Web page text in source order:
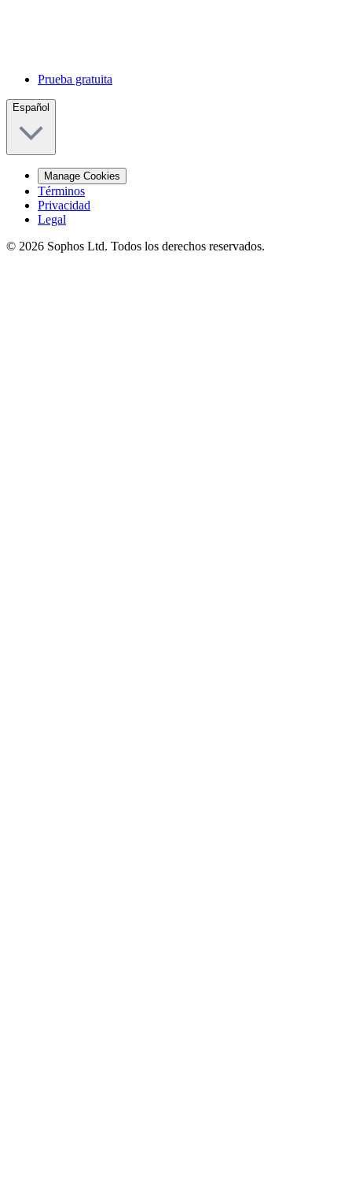
Prueba gratuita
Español
Manage Cookies
Términos
Privacidad
Legal
© 2026 Sophos Ltd. Todos los derechos reservados.